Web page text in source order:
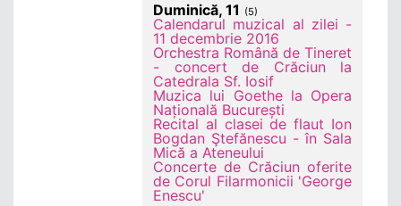
Duminică, 11 (5)
Calendarul muzical al zilei -
11 decembrie 2016
Orchestra Română de Tineret
- concert de Crăciun la
Catedrala Sf. Iosif
Muzica lui Goethe la Opera
Națională București
Recital al clasei de flaut Ion
Bogdan Ştefănescu - în Sala
Mică a Ateneului
Concerte de Crăciun oferite
de Corul Filarmonicii 'George
Enescu'